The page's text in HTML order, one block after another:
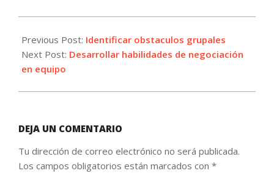
11-
07
Previous Post: Identificar obstaculos grupales
Next Post: Desarrollar habilidades de negociación
en equipo
DEJA UN COMENTARIO
Tu dirección de correo electrónico no será publicada.
Los campos obligatorios están marcados con *